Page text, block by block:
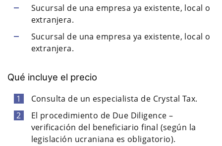
Sucursal de una empresa ya existente, local o
extranjera.
Sucursal de una empresa ya existente, local o
extranjera.
Qué incluye el precio
Consulta de un especialista de Crystal Tax.
El procedimiento de Due Diligence –
verificación del beneficiario final (según la
legislación ucraniana es obligatorio).